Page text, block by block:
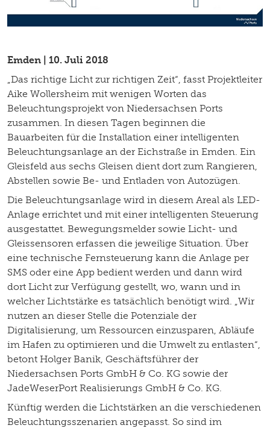
Emden | 10. Juli 2018
„Das richtige Licht zur richtigen Zeit“, fasst Projektleiter
Aike Wollersheim mit wenigen Worten das
Beleuchtungsprojekt von Niedersachsen Ports
zusammen. In diesen Tagen beginnen die
Bauarbeiten für die Installation einer intelligenten
Beleuchtungsanlage an der Eichstraße in Emden. Ein
Gleisfeld aus sechs Gleisen dient dort zum Rangieren,
Abstellen sowie Be- und Entladen von Autozügen.
Die Beleuchtungsanlage wird in diesem Areal als LED-
Anlage errichtet und mit einer intelligenten Steuerung
ausgestattet. Bewegungsmelder sowie Licht- und
Gleissensoren erfassen die jeweilige Situation. Über
eine technische Fernsteuerung kann die Anlage per
SMS oder eine App bedient werden und dann wird
dort Licht zur Verfügung gestellt, wo, wann und in
welcher Lichtstärke es tatsächlich benötigt wird. „Wir
nutzen an dieser Stelle die Potenziale der
Digitalisierung, um Ressourcen einzusparen, Abläufe
im Hafen zu optimieren und die Umwelt zu entlasten“,
betont Holger Banik, Geschäftsführer der
Niedersachsen Ports GmbH & Co. KG sowie der
JadeWeserPort Realisierungs GmbH & Co. KG.
Künftig werden die Lichtstärken an die verschiedenen
Beleuchtungsszenarien angepasst. So sind im